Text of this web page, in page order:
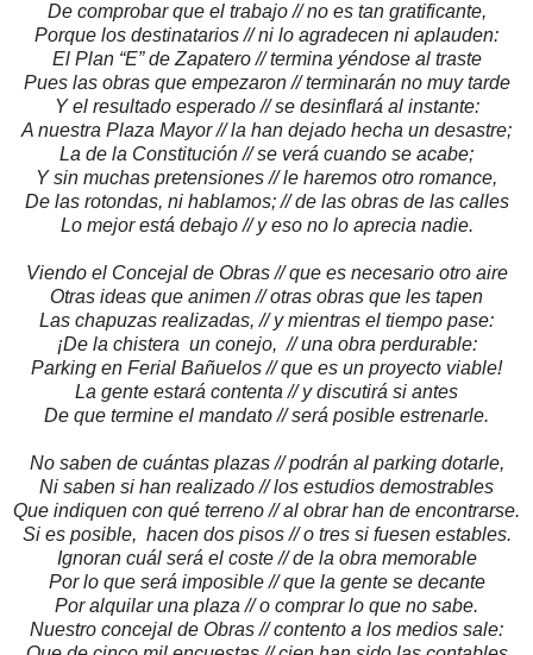
De comprobar que el trabajo // no es tan gratificante,
Porque los destinatarios // ni lo agradecen ni aplauden:
El Plan “E” de Zapatero // termina yéndose al traste
Pues las obras que empezaron // terminarán no muy tarde
Y el resultado esperado // se desinflará al instante:
A nuestra Plaza Mayor // la han dejado hecha un desastre;
La de la Constitución // se verá cuando se acabe;
Y sin muchas pretensiones // le haremos otro romance,
De las rotondas, ni hablamos; // de las obras de las calles
Lo mejor está debajo // y eso no lo aprecia nadie.
Viendo el Concejal de Obras // que es necesario otro aire
Otras ideas que animen // otras obras que les tapen
Las chapuzas realizadas, // y mientras el tiempo pase:
¡De la chistera un conejo, // una obra perdurable:
Parking en Ferial Bañuelos // que es un proyecto viable!
La gente estará contenta // y discutirá si antes
De que termine el mandato // será posible estrenarle.
No saben de cuántas plazas // podrán al parking dotarle,
Ni saben si han realizado // los estudios demostrables
Que indiquen con qué terreno // al obrar han de encontrarse.
Si es posible, hacen dos pisos // o tres si fuesen estables.
Ignoran cuál será el coste // de la obra memorable
Por lo que será imposible // que la gente se decante
Por alquilar una plaza // o comprar lo que no sabe.
Nuestro concejal de Obras // contento a los medios sale: